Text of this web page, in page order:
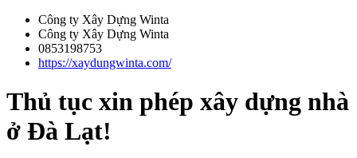
Công ty Xây Dựng Winta
Công ty Xây Dựng Winta
0853198753
https://xaydungwinta.com/
Thủ tục xin phép xây dựng nhà
ở Đà Lạt!